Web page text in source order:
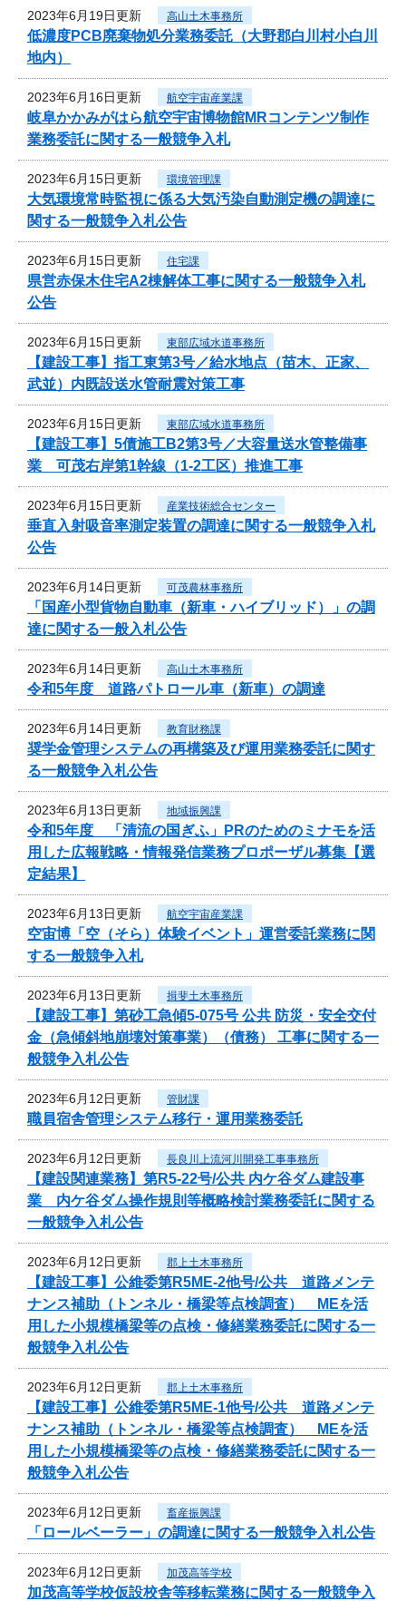
2023年6月19日更新 高山土木事務所
低濃度PCB廃棄物処分業務委託（大野郡白川村小白川
地内）
2023年6月16日更新 航空宇宙産業課
岐阜かかみがはら航空宇宙博物館MRコンテンツ制作
業務委託に関する一般競争入札
2023年6月15日更新 環境管理課
大気環境常時監視に係る大気汚染自動測定機の調達に
関する一般競争入札公告
2023年6月15日更新 住宅課
県営赤保木住宅A2棟解体工事に関する一般競争入札
公告
2023年6月15日更新 東部広域水道事務所
【建設工事】指工東第3号／給水地点（苗木、正家、
武並）内既設送水管耐震対策工事
2023年6月15日更新 東部広域水道事務所
【建設工事】5債施工B2第3号／大容量送水管整備事
業 可茂右岸第1幹線（1-2工区）推進工事
2023年6月15日更新 産業技術総合センター
垂直入射吸音率測定装置の調達に関する一般競争入札
公告
2023年6月14日更新 可茂農林事務所
「国産小型貨物自動車（新車・ハイブリッド）」の調
達に関する一般入札公告
2023年6月14日更新 高山土木事務所
令和5年度 道路パトロール車（新車）の調達
2023年6月14日更新 教育財務課
奨学金管理システムの再構築及び運用業務委託に関す
る一般競争入札公告
2023年6月13日更新 地域振興課
令和5年度 「清流の国ぎふ」PRのためのミナモを活
用した広報戦略・情報発信業務プロポーザル募集【選
定結果】
2023年6月13日更新 航空宇宙産業課
空宙博「空（そら）体験イベント」運営委託業務に関
する一般競争入札
2023年6月13日更新 揖斐土木事務所
【建設工事】第砂工急傾5-075号 公共 防災・安全交付
金（急傾斜地崩壊対策事業）（債務） 工事に関する一
般競争入札公告
2023年6月12日更新 管財課
職員宿舎管理システム移行・運用業務委託
2023年6月12日更新 長良川上流河川開発工事事務所
【建設関連業務】第R5-22号/公共 内ケ谷ダム建設事
業 内ケ谷ダム操作規則等概略検討業務委託に関する
一般競争入札公告
2023年6月12日更新 郡上土木事務所
【建設工事】公維委第R5ME-2他号/公共 道路メンテ
ナンス補助（トンネル・橋梁等点検調査） MEを活
用した小規模橋梁等の点検・修繕業務委託に関する一
般競争入札公告
2023年6月12日更新 郡上土木事務所
【建設工事】公維委第R5ME-1他号/公共 道路メンテ
ナンス補助（トンネル・橋梁等点検調査） MEを活
用した小規模橋梁等の点検・修繕業務委託に関する一
般競争入札公告
2023年6月12日更新 畜産振興課
「ロールベーラー」の調達に関する一般競争入札公告
2023年6月12日更新 加茂高等学校
加茂高等学校仮設校舎等移転業務に関する一般競争入